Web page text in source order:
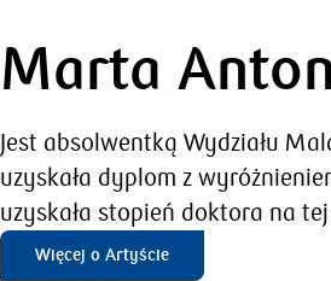
Marta
Jest absolwentką Wydziału
uzyskała dyplom z
uzyskała stopień doktora na
Więcej o Artyście